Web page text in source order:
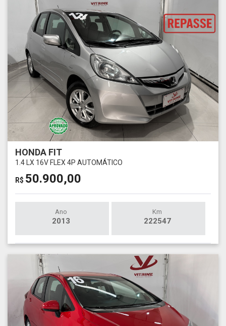
HONDA FIT
1.4 LX 16V FLEX 4P AUTOMÁTICO
R$ 50.900,00
Ano
2013
Km
222547